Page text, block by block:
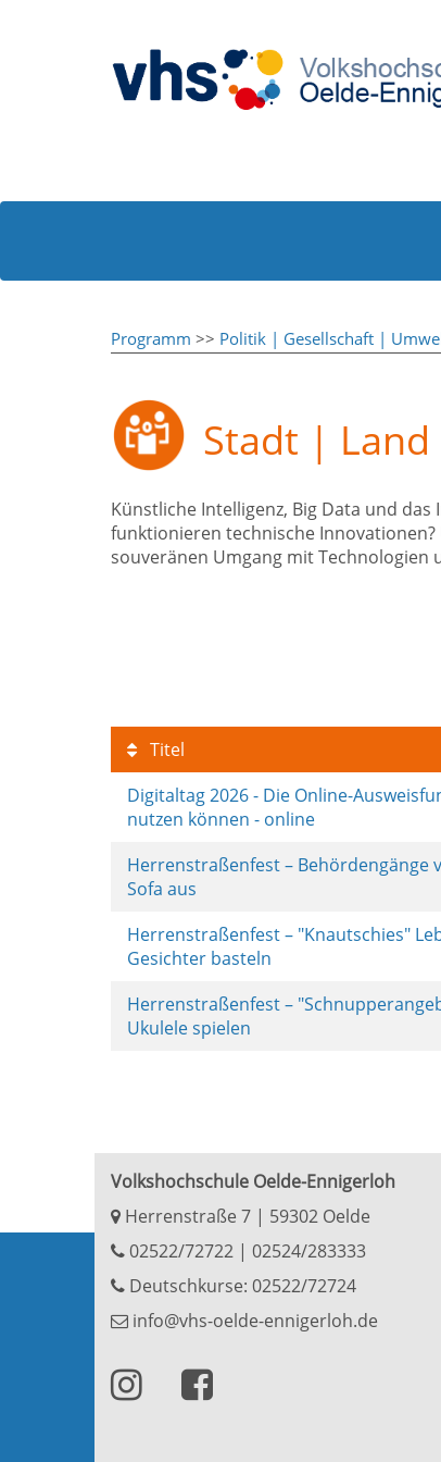
Programm >> Politik | Gesellschaft |
Stadt |
Künstliche Intelligenz, Big Data und
funktionieren technische
souveränen Umgang mit Technologien
Titel
Digitaltag 2026 - Die Online-
nutzen können - online
Herrenstraßenfest – Behördengänge
Sofa aus
Herrenstraßenfest – "Knautschies"
Gesichter basteln
Herrenstraßenfest –
Ukulele spielen
Volkshochschule Oelde-Ennigerloh
Herrenstraße 7 | 59302 Oelde
02522/72722 | 02524/283333
Deutschkurse: 02522/72724
info@vhs-oelde-ennigerloh.de